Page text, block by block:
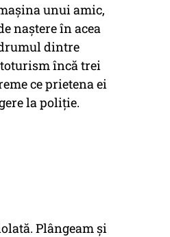
unui amic,
naştere în acea
dintre
încă trei
ce prietena ei
la poliție.
Plângeam și